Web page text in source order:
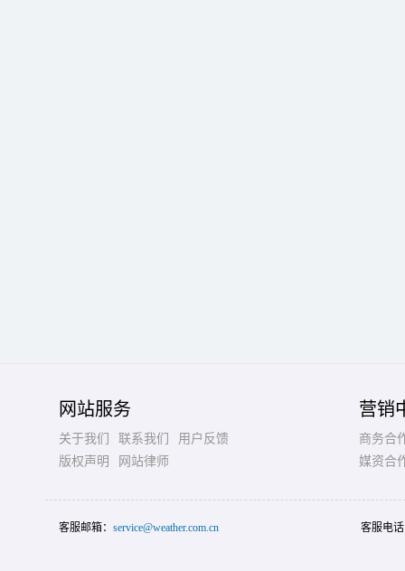
网站服务
关于我们 联系我们
用户反馈
版权声明
网站律师
营销
商务合
媒资合
客服邮箱： service@weather.com.cn 客服电